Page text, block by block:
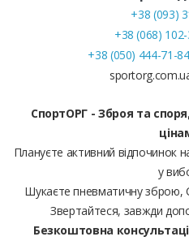
+38 (093)
+38 (068)
+38 (050) 444-71-
СпортОРГ - Зброя та
Плануєте активний відпочинок
у
Шукаєте пневматичну
Звертайтеся, завжди
Безкоштовна